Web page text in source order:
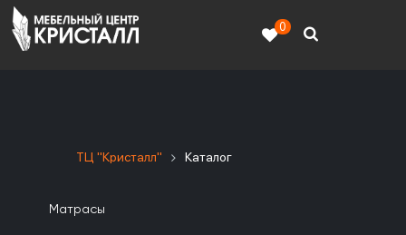
0
ТЦ "Кристалл" Каталог
Матрасы